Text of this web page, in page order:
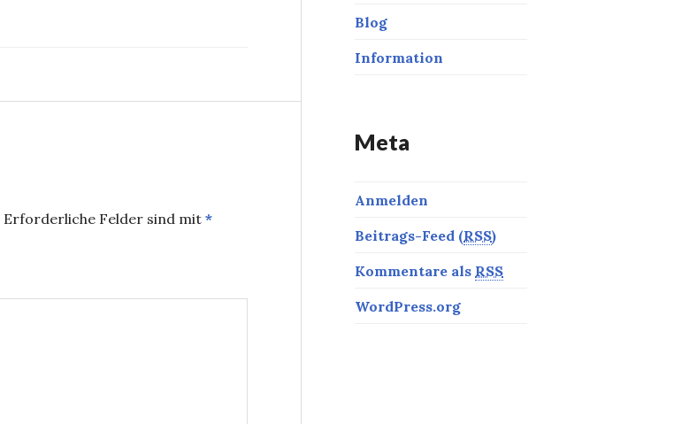
Erforderliche Felder sind mit *
Blog
Information
Meta
Anmelden
Beitrags-Feed (RSS)
Kommentare als RSS
WordPress.org